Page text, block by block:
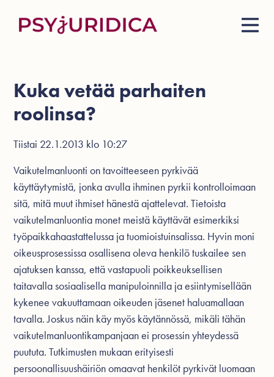
Kuka vetää parhaiten
roolinsa?
Tiistai 22.1.2013 klo 10:27
Vaikutelmanluonti on tavoitteeseen pyrkivää
käyttäytymistä, jonka avulla ihminen pyrkii kontrolloimaan
sitä, mitä muut ihmiset hänestä ajattelevat. Tietoista
vaikutelmanluontia monet meistä käyttävät esimerkiksi
työpaikkahaastattelussa ja tuomioistuinsalissa. Hyvin moni
oikeusprosessissa osallisena oleva henkilö tuskailee sen
ajatuksen kanssa, että vastapuoli poikkeuksellisen
taitavalla sosiaalisella manipuloinnilla ja esiintymisellään
kykenee vakuuttamaan oikeuden jäsenet haluamallaan
tavalla. Joskus näin käy myös käytännössä, mikäli tähän
vaikutelmanluontikampanjaan ei prosessin yhteydessä
puututa. Tutkimusten mukaan erityisesti
persoonallisuushäiriön omaavat henkilöt pyrkivät luomaan